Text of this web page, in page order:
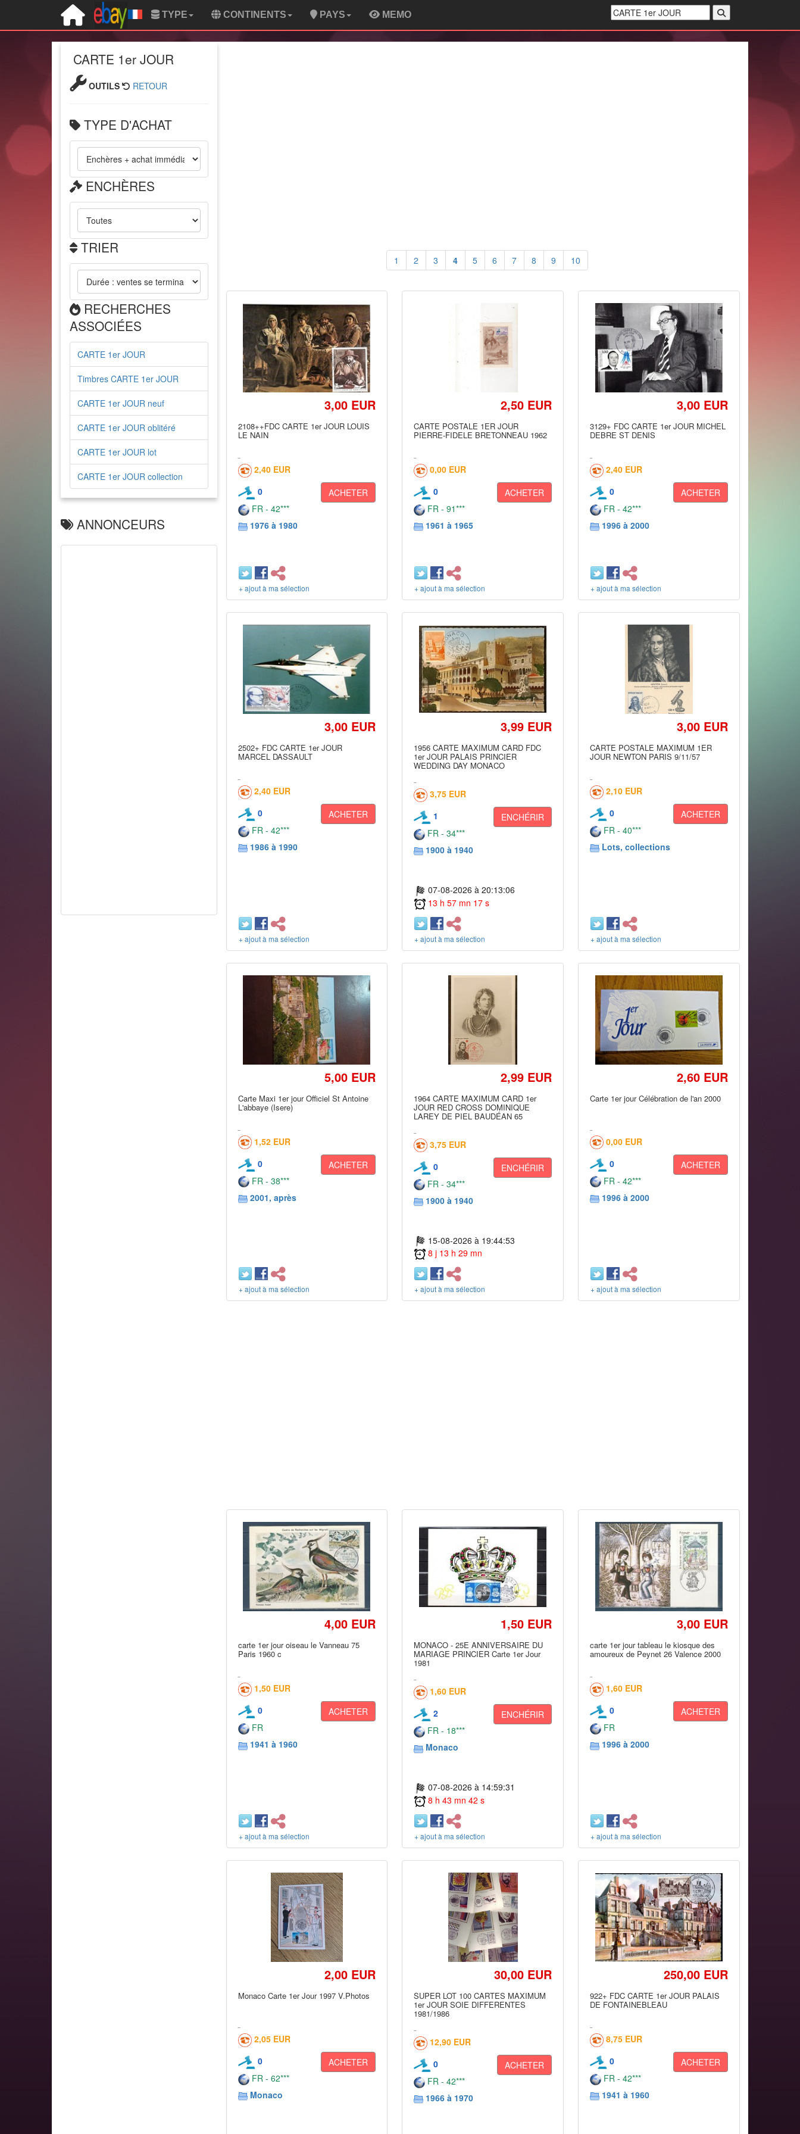
TYPE CONTINENTS PAYS MEMO
CARTE 1er JOUR
OUTILS RETOUR
TYPE D'ACHAT
ENCHÈRES
TRIER
RECHERCHES
ASSOCIÉES
CARTE 1er JOUR
Timbres CARTE 1er JOUR
CARTE 1er JOUR neuf
CARTE 1er JOUR oblitéré
CARTE 1er JOUR lot
CARTE 1er JOUR collection
ANNONCEURS
1 2 3 4 5 6 7 8 9 10
3,00 EUR
2108++FDC CARTE 1er JOUR LOUIS
LE NAIN
2,40 EUR
0
ACHETER
FR - 42***
1976 à 1980
+ ajout à ma sélection
2,50 EUR
CARTE POSTALE 1ER JOUR
PIERRE-FIDELE BRETONNEAU 1962
0,00 EUR
0
ACHETER
FR - 91***
1961 à 1965
+ ajout à ma sélection
3,00 EUR
3129+ FDC CARTE 1er JOUR MICHEL
DEBRE ST DENIS
2,40 EUR
0
ACHETER
FR - 42***
1996 à 2000
+ ajout à ma sélection
3,00 EUR
2502+ FDC CARTE 1er JOUR
MARCEL DASSAULT
2,40 EUR
0
ACHETER
FR - 42***
1986 à 1990
+ ajout à ma sélection
3,99 EUR
1956 CARTE MAXIMUM CARD FDC
1er JOUR PALAIS PRINCIER
WEDDING DAY MONACO
3,75 EUR
1
ENCHÉRIR
FR - 34***
1900 à 1940
07-08-2026 à 20:13:06
13 h 57 mn 17 s
+ ajout à ma sélection
3,00 EUR
CARTE POSTALE MAXIMUM 1ER
JOUR NEWTON PARIS 9/11/57
2,10 EUR
0
ACHETER
FR - 40***
Lots, collections
+ ajout à ma sélection
5,00 EUR
Carte Maxi 1er jour Officiel St Antoine
L'abbaye (Isere)
1,52 EUR
0
ACHETER
FR - 38***
2001, après
+ ajout à ma sélection
2,99 EUR
1964 CARTE MAXIMUM CARD 1er
JOUR RED CROSS DOMINIQUE
LAREY DE PIEL BAUDÉAN 65
3,75 EUR
0
ENCHÉRIR
FR - 34***
1900 à 1940
15-08-2026 à 19:44:53
8 j 13 h 29 mn
+ ajout à ma sélection
2,60 EUR
Carte 1er jour Célébration de l'an 2000
0,00 EUR
0
ACHETER
FR - 42***
1996 à 2000
+ ajout à ma sélection
4,00 EUR
carte 1er jour oiseau le Vanneau 75
Paris 1960 c
1,50 EUR
0
ACHETER
FR
1941 à 1960
+ ajout à ma sélection
1,50 EUR
MONACO - 25E ANNIVERSAIRE DU
MARIAGE PRINCIER Carte 1er Jour
1981
1,60 EUR
2
ENCHÉRIR
FR - 18***
Monaco
07-08-2026 à 14:59:31
8 h 43 mn 42 s
+ ajout à ma sélection
3,00 EUR
carte 1er jour tableau le kiosque des
amoureux de Peynet 26 Valence 2000
1,60 EUR
0
ACHETER
FR
1996 à 2000
+ ajout à ma sélection
2,00 EUR
Monaco Carte 1er Jour 1997 V.Photos
2,05 EUR
0
ACHETER
FR - 62***
Monaco
30,00 EUR
SUPER LOT 100 CARTES MAXIMUM
1er JOUR SOIE DIFFERENTES
1981/1986
12,90 EUR
0
ACHETER
FR - 42***
1966 à 1970
250,00 EUR
922+ FDC CARTE 1er JOUR PALAIS
DE FONTAINEBLEAU
8,75 EUR
0
ACHETER
FR - 42***
1941 à 1960